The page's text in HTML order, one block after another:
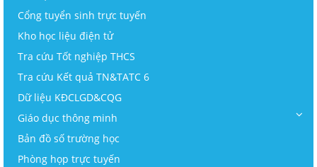
Cổng tuyển sinh trực tuyến
Kho học liệu điện tử
Tra cứu Tốt nghiệp THCS
Tra cứu Kết quả TN&TATC 6
Dữ liệu KĐCLGD&CQG
Giáo dục thông minh
Bản đồ số trường học
Phòng họp trực tuyến